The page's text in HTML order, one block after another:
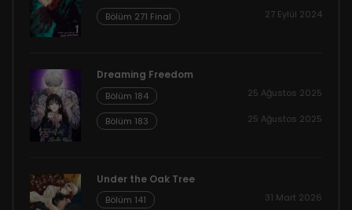
Bölüm 271 Final 27 Eylül 2024
Dreaming Freedom
Bölüm 184 25 Ağustos 2025
Bölüm 183 25 Ağustos 2025
Under the Oak Tree
Bölüm 141 31 Mart 2026